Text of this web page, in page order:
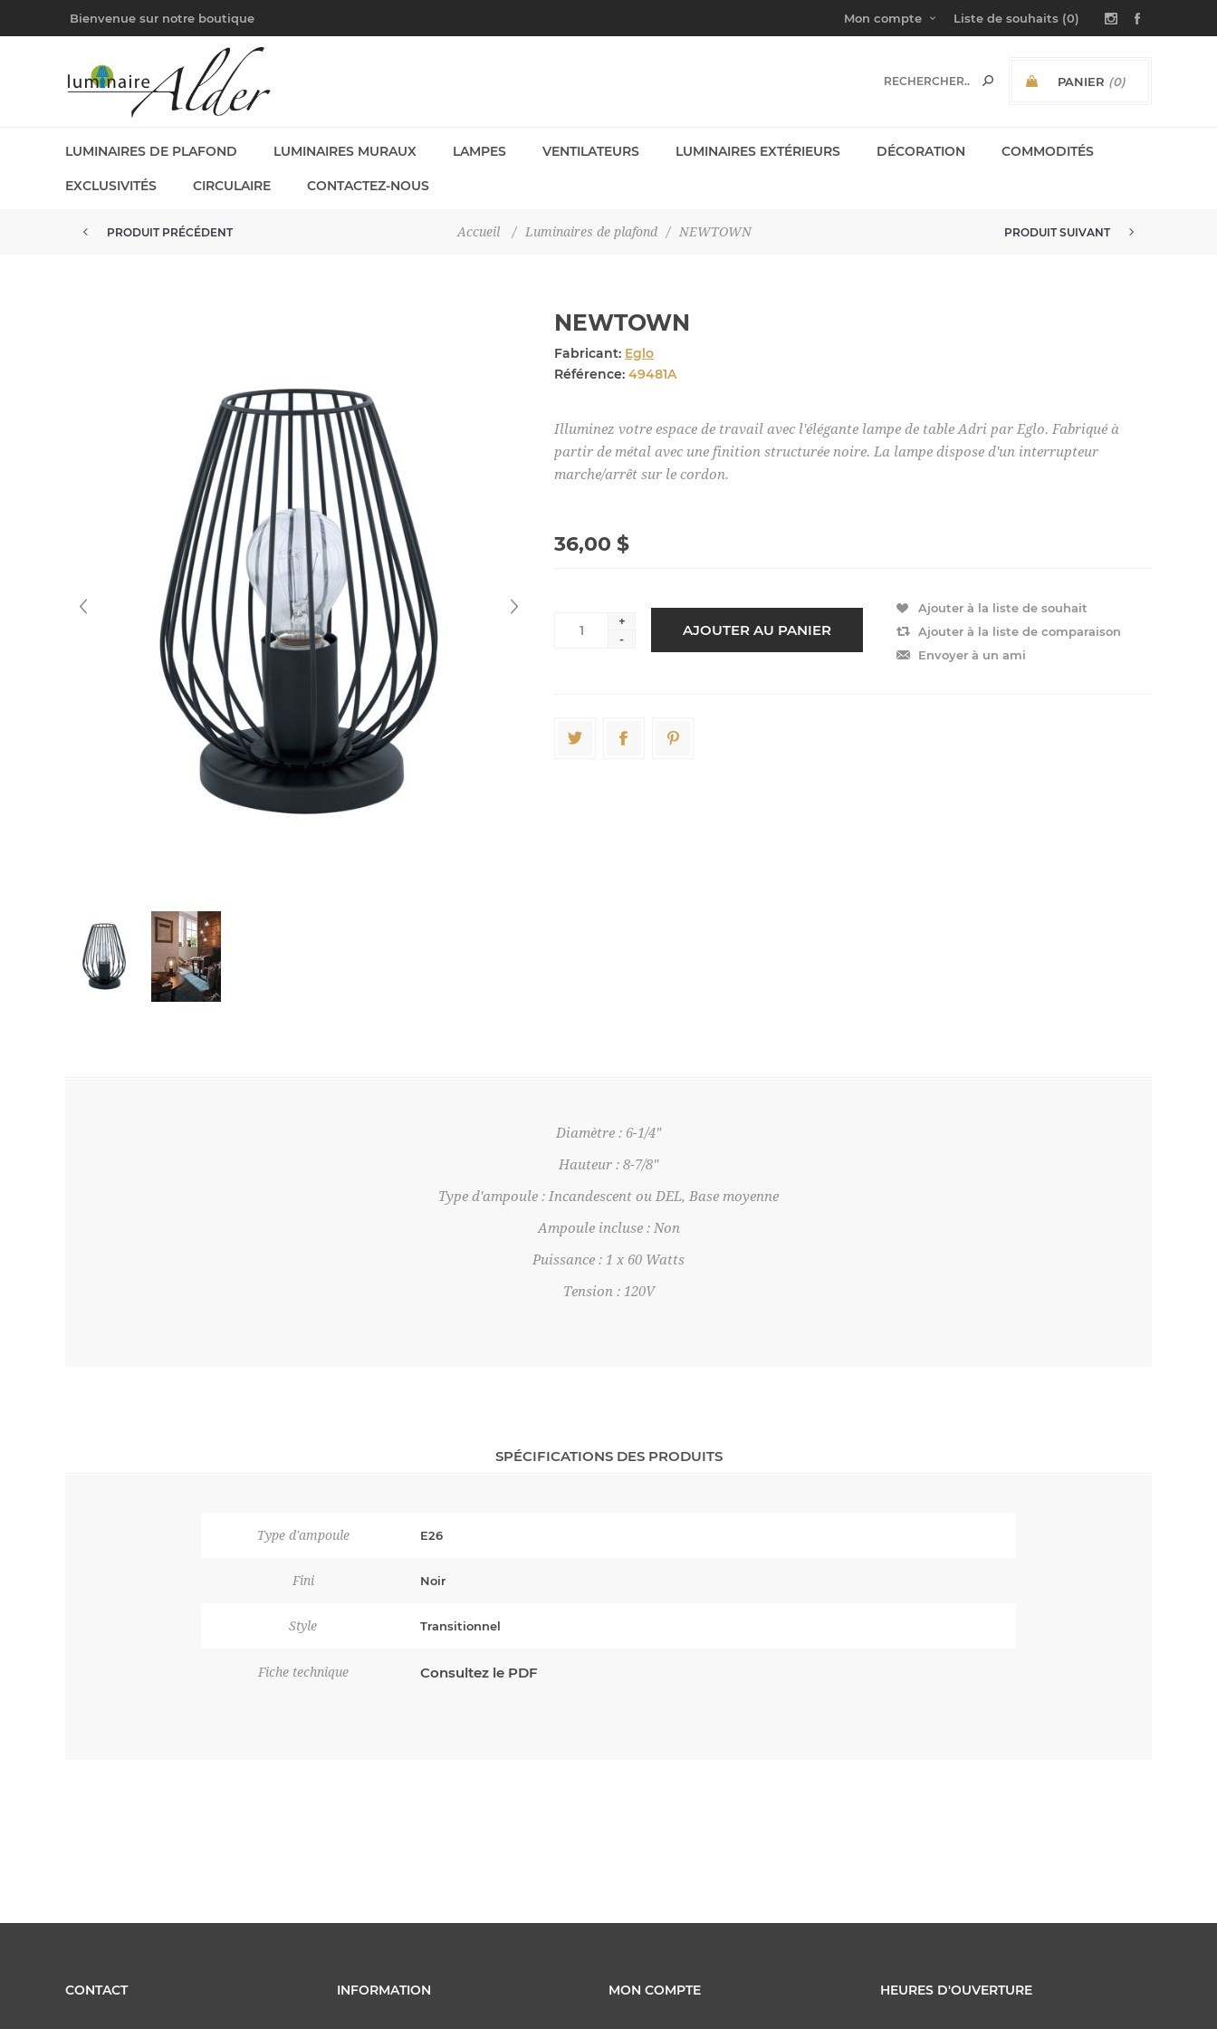
Bienvenue sur notre boutique Mon compte Liste de souhaits (0)
PANIER (0)
LUMINAIRES DE PLAFOND LUMINAIRES MURAUX LAMPES VENTILATEURS LUMINAIRES EXTÉRIEURS DÉCORATION COMMODITÉS
EXCLUSIVITÉS CIRCULAIRE CONTACTEZ-NOUS
Accueil / Luminaires de plafond / NEWTOWN
PRODUIT PRÉCÉDENT PRODUIT SUIVANT
NEWTOWN
Fabricant: Eglo
Référence: 49481A
Illuminez votre espace de travail avec l'élégante lampe de table Adri par Eglo. Fabriqué à
partir de métal avec une finition structurée noire. La lampe dispose d'un interrupteur
marche/arrêt sur le cordon.
36,00 $
+
-
Diamètre : 6-1/4"
Hauteur : 8-7/8"
Type d'ampoule : Incandescent ou DEL, Base moyenne
Ampoule incluse : Non
Puissance : 1 x 60 Watts
Tension : 120V
SPÉCIFICATIONS DES PRODUITS
Type d'ampoule E26
Fini Noir
Style Transitionnel
Fiche technique Consultez le PDF
CONTACT INFORMATION MON COMPTE HEURES D'OUVERTURE